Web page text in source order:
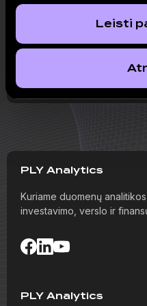
Leisti
Seniai matytame
PLY Analytics
Kuriame duomenų
investavimo, verslo ir
PLY Analytics